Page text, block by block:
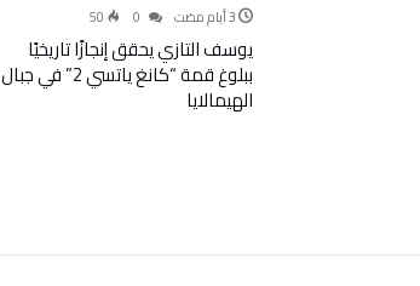
50
يوسف التازي يحقق إنجازًا تاريخيًا
ببلوغ قمة “كانغ ياتسي 2” في جبال
الهيمالايا